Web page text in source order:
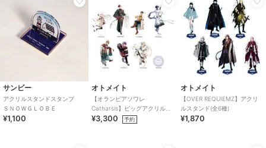
サンビー
アクリルスタンドスタンプ
ＳＮＯＷＧＬＯＢＥ
¥1,100
オトメイト
【オランピアソワレ
Catharsis】ビッグアクリルス
タンド(全7種)
¥3,300 予約
オトメイト
【OVER REQUIEMZ】アクリ
ルスタンド(全6種)
¥1,870